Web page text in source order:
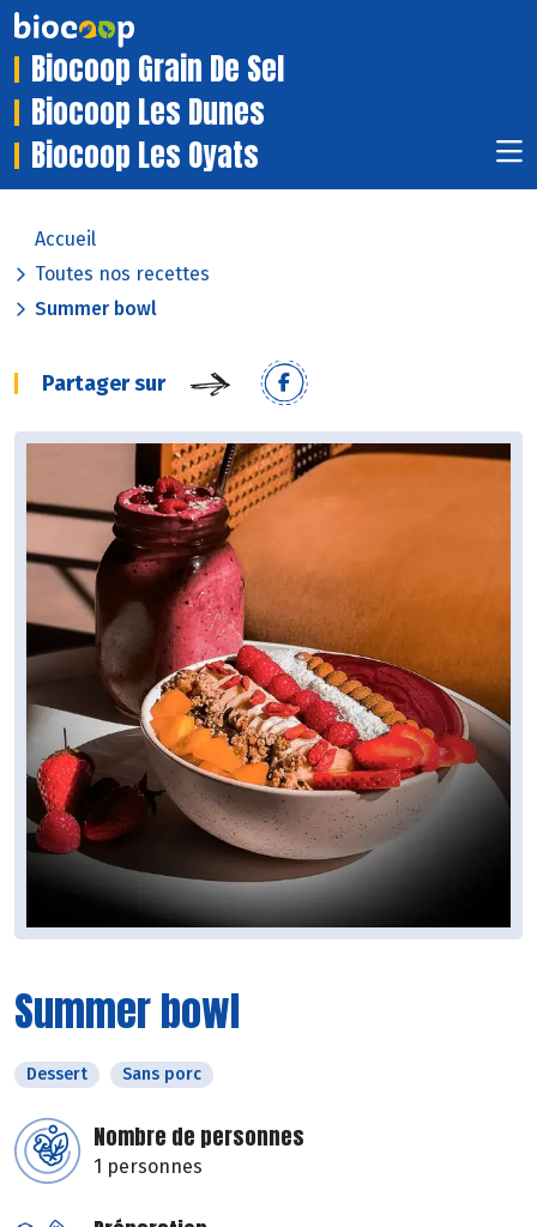
Biocoop Grain De Sel
Biocoop Les Dunes
Biocoop Les Oyats
Accueil
Toutes nos recettes
Summer bowl
Partager sur
Summer bowl
Dessert Sans porc
Nombre de personnes
1 personnes